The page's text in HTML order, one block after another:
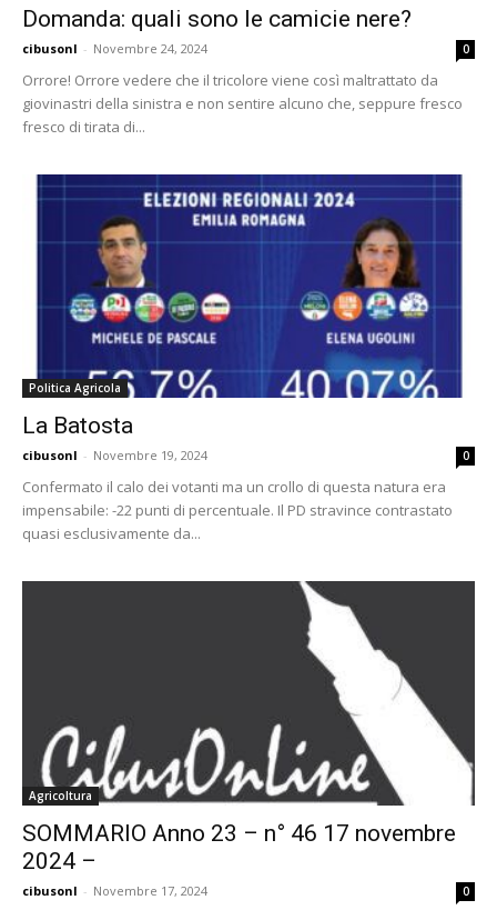
Domanda: quali sono le camicie nere?
cibusonl - Novembre 24, 2024 0
Orrore! Orrore vedere che il tricolore viene così maltrattato da
giovinastri della sinistra e non sentire alcuno che, seppure fresco
fresco di tirata di...
Politica Agricola
La Batosta
cibusonl - Novembre 19, 2024 0
Confermato il calo dei votanti ma un crollo di questa natura era
impensabile: -22 punti di percentuale. Il PD stravince contrastato
quasi esclusivamente da...
Agricoltura
SOMMARIO Anno 23 – n° 46 17 novembre
2024 –
cibusonl - Novembre 17, 2024 0